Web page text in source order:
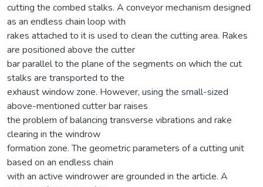
cutting the combed stalks. A conveyor mechanism designed
as an endless chain loop with
rakes attached to it is used to clean the cutting area. Rakes
are positioned above the cutter
bar parallel to the plane of the segments on which the cut
stalks are transported to the
exhaust window zone. However, using the small-sized
above-mentioned cutter bar raises
the problem of balancing transverse vibrations and rake
clearing in the windrow
formation zone. The geometric parameters of a cutting unit
based on an endless chain
with an active windrower are grounded in the article. A